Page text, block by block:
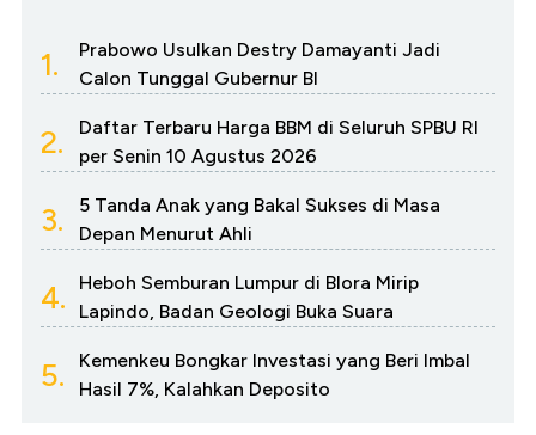
1.
Prabowo Usulkan Destry Damayanti Jadi
Calon Tunggal Gubernur BI
2.
Daftar Terbaru Harga BBM di Seluruh SPBU RI
per Senin 10 Agustus 2026
3.
5 Tanda Anak yang Bakal Sukses di Masa
Depan Menurut Ahli
4.
Heboh Semburan Lumpur di Blora Mirip
Lapindo, Badan Geologi Buka Suara
5.
Kemenkeu Bongkar Investasi yang Beri Imbal
Hasil 7%, Kalahkan Deposito